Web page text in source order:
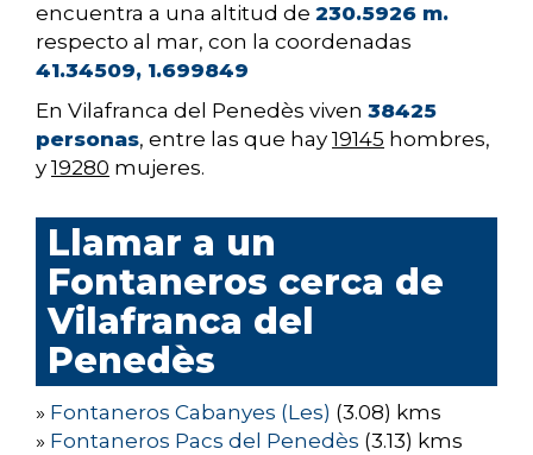
encuentra a una altitud de 230.5926 m.
respecto al mar, con la coordenadas
41.34509, 1.699849
En Vilafranca del Penedès viven 38425
personas, entre las que hay 19145 hombres,
y 19280 mujeres.
Llamar a un
Fontaneros cerca de
Vilafranca del
Penedès
» Fontaneros Cabanyes (Les) (3.08) kms
» Fontaneros Pacs del Penedès (3.13) kms